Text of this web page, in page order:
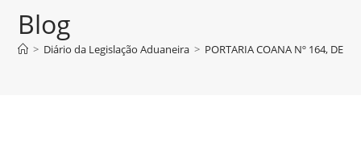
Blog
> Diário da Legislação Aduaneira > PORTARIA COANA Nº 164, DE